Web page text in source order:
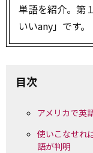
単語を紹介。第
いいany」です。
目次
アメリカで英
使いこなせれ
語が判明